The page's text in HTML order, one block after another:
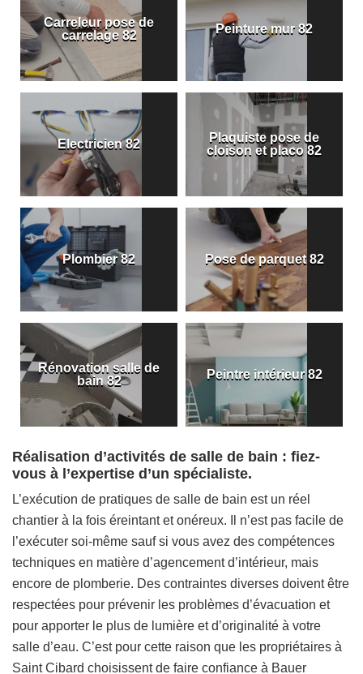
Carreleur pose de
carrelage 82
Peinture mur 82
Electricien 82
Plaquiste pose de
cloison et placo 82
Plombier 82 Pose de parquet 82
Rénovation salle de
bain 82
Peintre intérieur 82
Réalisation d’activités de salle de bain : fiez-
vous à l’expertise d’un spécialiste.
L’exécution de pratiques de salle de bain est un réel
chantier à la fois éreintant et onéreux. Il n’est pas facile de
l’exécuter soi-même sauf si vous avez des compétences
techniques en matière d’agencement d’intérieur, mais
encore de plomberie. Des contraintes diverses doivent être
respectées pour prévenir les problèmes d’évacuation et
pour apporter le plus de lumière et d’originalité à votre
salle d’eau. C’est pour cette raison que les propriétaires à
Saint Cibard choisissent de faire confiance à Bauer